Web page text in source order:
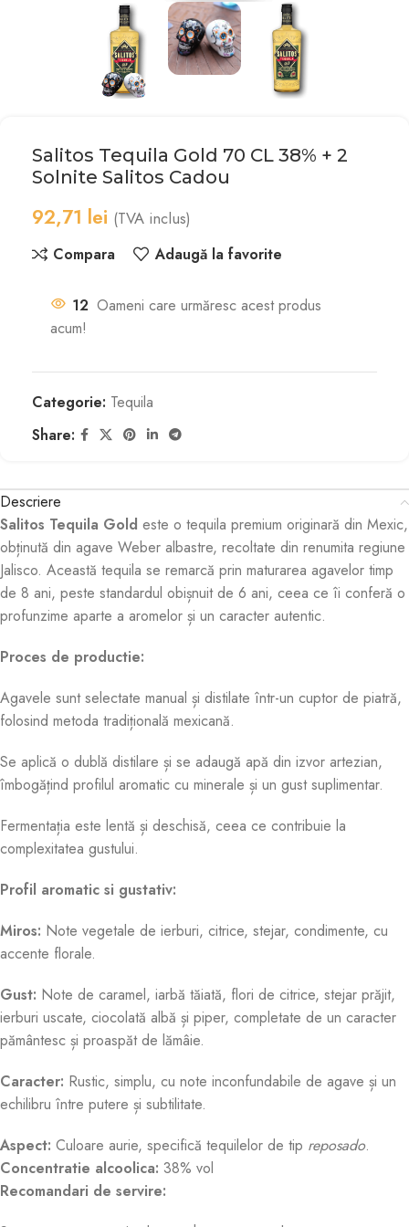
Salitos Tequila Gold 70 CL 38% + 2
Solnite Salitos Cadou
92,71 lei (TVA inclus)
Compara Adaugă la favorite
12 Oameni care urmăresc acest produs
acum!
Categorie: Tequila
Share:
Descriere
Salitos Tequila Gold este o tequila premium originară din Mexic,
obținută din agave Weber albastre, recoltate din renumita regiune
Jalisco. Această tequila se remarcă prin maturarea agavelor timp
de 8 ani, peste standardul obișnuit de 6 ani, ceea ce îi conferă o
profunzime aparte a aromelor și un caracter autentic.
Proces de productie:
Agavele sunt selectate manual și distilate într-un cuptor de piatră,
folosind metoda tradițională mexicană.
Se aplică o dublă distilare și se adaugă apă din izvor artezian,
îmbogățind profilul aromatic cu minerale și un gust suplimentar.
Fermentația este lentă și deschisă, ceea ce contribuie la
complexitatea gustului.
Profil aromatic si gustativ:
Miros: Note vegetale de ierburi, citrice, stejar, condimente, cu
accente florale.
Gust: Note de caramel, iarbă tăiată, flori de citrice, stejar prăjit,
ierburi uscate, ciocolată albă și piper, completate de un caracter
pământesc și proaspăt de lămâie.
Caracter: Rustic, simplu, cu note inconfundabile de agave și un
echilibru între putere și subtilitate.
Aspect: Culoare aurie, specifică tequilelor de tip reposado.
Concentratie alcoolica: 38% vol
Recomandari de servire: